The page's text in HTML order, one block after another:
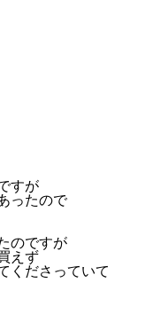
すが
ったので
のですが
えず
くださっていて